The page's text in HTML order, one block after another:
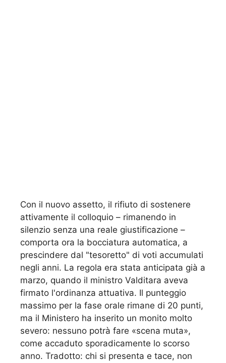
Con il nuovo assetto, il rifiuto di sostenere
attivamente il colloquio – rimanendo in
silenzio senza una reale giustificazione –
comporta ora la bocciatura automatica, a
prescindere dal "tesoretto" di voti accumulati
negli anni. La regola era stata anticipata già a
marzo, quando il ministro Valditara aveva
firmato l'ordinanza attuativa. Il punteggio
massimo per la fase orale rimane di 20 punti,
ma il Ministero ha inserito un monito molto
severo: nessuno potrà fare «scena muta»,
come accaduto sporadicamente lo scorso
anno. Tradotto: chi si presenta e tace, non